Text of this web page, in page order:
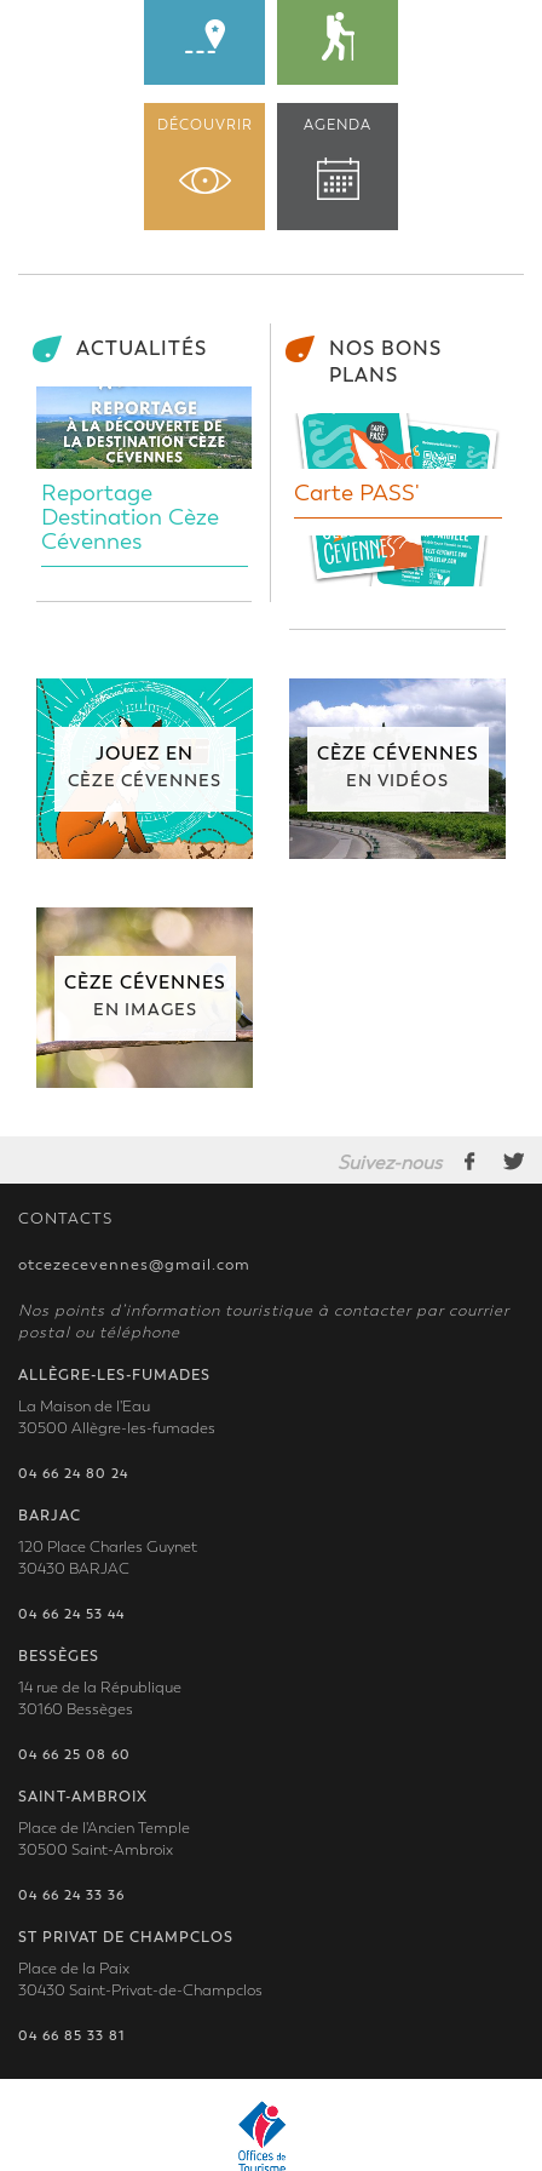
DÉCOUVRIR AGENDA
ACTUALITÉS
Reportage
Destination Cèze
Cévennes
NOS BONS
PLANS
Carte PASS'
JOUEZ EN
CÈZE CÉVENNES
CÈZE CÉVENNES
EN VIDÉOS
CÈZE CÉVENNES
EN IMAGES
Suivez-nous
CONTACTS
otcezecevennes@gmail.com
Nos points d’information touristique à contacter par courrier
postal ou téléphone
ALLÈGRE-LES-FUMADES
La Maison de l'Eau
30500 Allègre-les-fumades
04 66 24 80 24
BARJAC
120 Place Charles Guynet
30430 BARJAC
04 66 24 53 44
BESSÈGES
14 rue de la République
30160 Bessèges
04 66 25 08 60
SAINT-AMBROIX
Place de l'Ancien Temple
30500 Saint-Ambroix
04 66 24 33 36
ST PRIVAT DE CHAMPCLOS
Place de la Paix
30430 Saint-Privat-de-Champclos
04 66 85 33 81